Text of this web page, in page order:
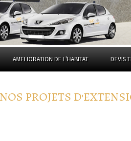
AMELIORATION DE L'HABITAT DEVIS
NOS PROJETS